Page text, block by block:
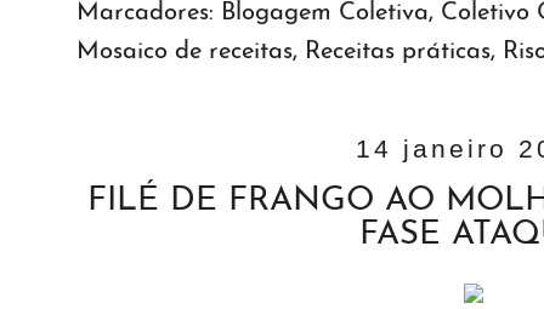
Marcadores: Blogagem Coletiva, Coletivo
Mosaico de receitas, Receitas práticas,
14 janeiro
FILÉ DE FRANGO AO
FASE